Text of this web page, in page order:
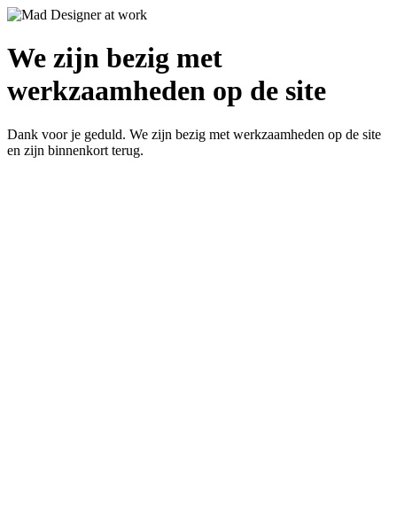
We zijn bezig met
werkzaamheden op de site
Dank voor je geduld. We zijn bezig met werkzaamheden op de site
en zijn binnenkort terug.